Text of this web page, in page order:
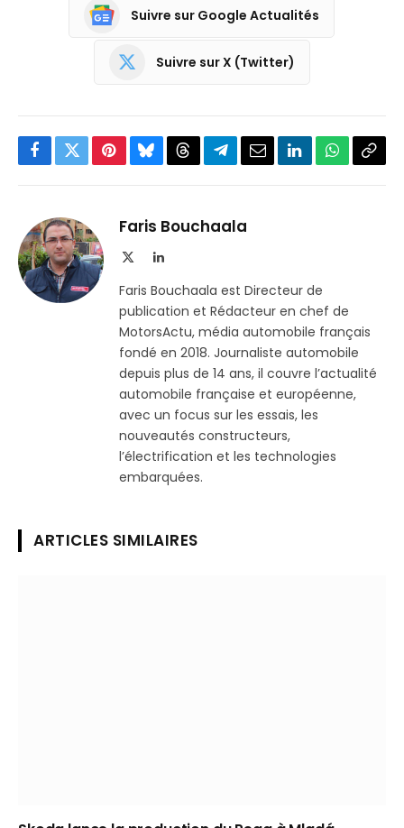
Suivre sur Google Actualités
Suivre sur X (Twitter)
Facebook
TwitterPinterestBlueskyThreadsPartager
Telegram
EmailLinkedInWhatsApp
Faris Bouchaala
LinkedIn
Faris Bouchaala est Directeur de
publication et Rédacteur en chef de
MotorsActu, média automobile français
fondé en 2018. Journaliste automobile
depuis plus de 14 ans, il couvre l’actualité
automobile française et européenne,
avec un focus sur les essais, les
nouveautés constructeurs,
l’électrification et les technologies
embarquées.
ARTICLES SIMILAIRES